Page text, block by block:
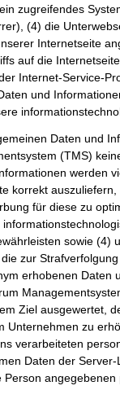
zugreifendes
(4) die
Internetseite
auf die
Internet-Service-
und
Daten und
(TMS)
werden
korrekt
für diese zu
sowie (4)
zur
erhobenen Daten
Ziel ausgewertet,
Unternehmen zu
verarbeiteten
Daten der